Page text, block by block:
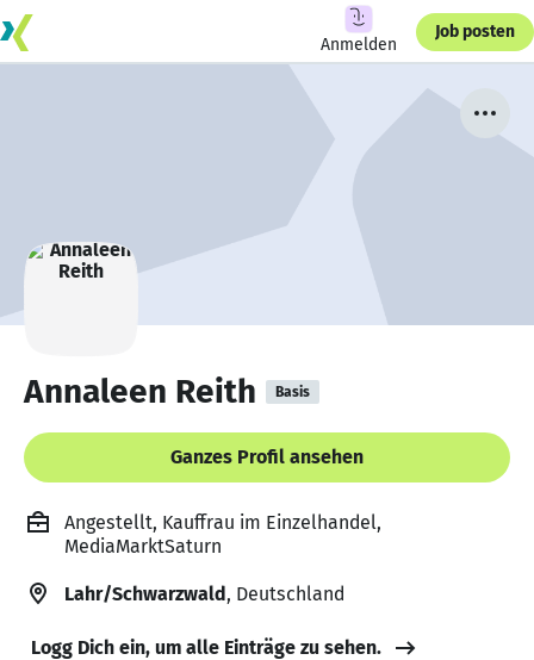
Anmelden
Job posten
Annaleen Reith Basis
Ganzes Profil ansehen
Angestellt, Kauffrau im Einzelhandel,
MediaMarktSaturn
Lahr/Schwarzwald, Deutschland
Logg Dich ein, um alle Einträge zu sehen.